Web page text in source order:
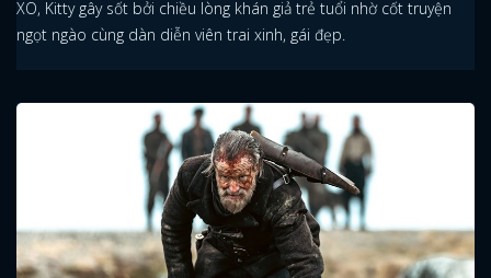
XO, Kitty gây sốt bởi chiều lòng khán giả trẻ tuổi nhờ cốt truyện
ngọt ngào cùng dàn diễn viên trai xinh, gái đẹp.